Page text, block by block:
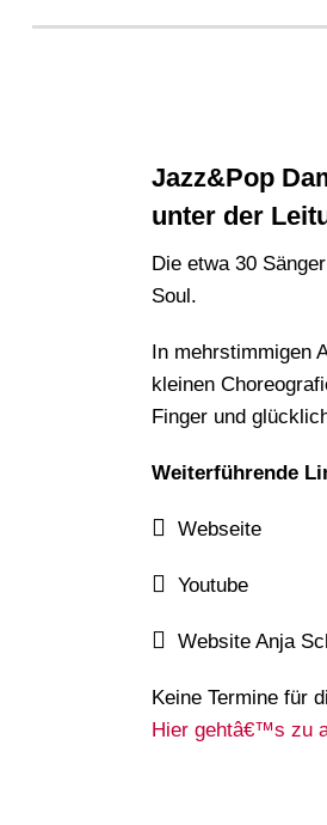
Jazz&Pop
unter der
Die etwa 30
Soul.
In mehrstimmigen
kleinen
Finger und
Weiterführende
Webseite
Youtube
Website Anja
Keine Termine für
Hier gehtâ€™s zu